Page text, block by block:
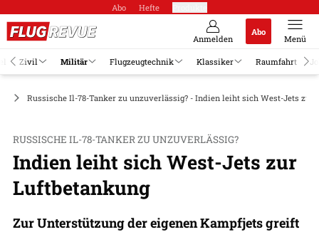
Abo Hefte
Anmelden
Abo
Menü
Zivil Militär Flugzeugtechnik Klassiker Raumfahrt
Russische Il-78-Tanker zu unzuverlässig? - Indien leiht sich West-Jets zur
RUSSISCHE IL-78-TANKER ZU UNZUVERLÄSSIG?
Indien leiht sich West-Jets zur
Luftbetankung
Zur Unterstützung der eigenen Kampfjets greift